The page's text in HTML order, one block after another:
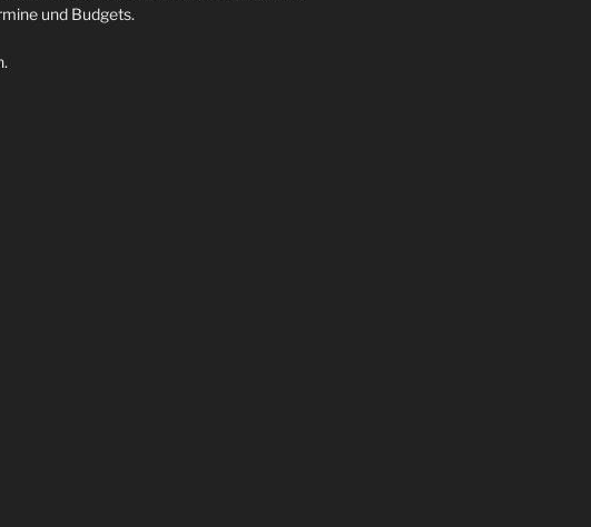
und Budgets.